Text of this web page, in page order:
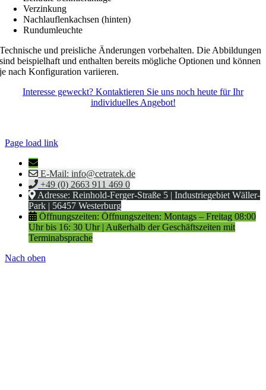
Verzinkung
Nachlauflenkachsen (hinten)
Rundumleuchte
Technische und preisliche Änderungen vorbehalten. Die Abbildungen
sind beispielhaft und enthalten bereits mögliche Optionen und können
je nach Konfiguration variieren.
Interesse geweckt? Kontaktieren Sie uns noch heute für Ihr
individuelles Angebot!
Page load link
E-Mail: info@cetratek.de
+49 (0) 2663 911 469 0
Adresse: Reinhold-Ferger-Straße 5 | Industriegebiet Wäller-
Park | 56457 Westerburg
Öffnungszeiten: Öffnungszeiten: Montags – Freitag 08:00
Uhr bis 16: 30 Uhr | Außerhalb der Geschäftszeiten mit
Terminabsprache
Nach oben